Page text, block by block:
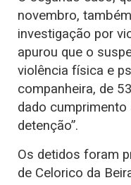
novembro,
investigação por
apurou que o
violência física e
companheira, de
dado
detenção”.
Os detidos foram
de Celorico da